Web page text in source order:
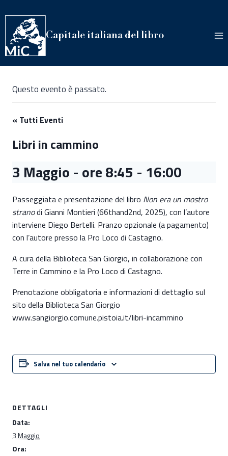
al
contenuto
Capitale italiana del libro
Questo evento è passato.
« Tutti Eventi
Libri in cammino
3 Maggio - ore 8:45 - 16:00
Passeggiata e presentazione del libro Non era un mostro
stranodi Gianni Montieri (66thand2nd, 2025), con l’autore
interviene Diego Bertelli. Pranzo opzionale (a pagamento)
con l’autore presso la Pro Loco di Castagno.
A cura della Biblioteca San Giorgio, in collaborazione con
Terre in Cammino e la Pro Loco di Castagno.
Prenotazione obbligatoria e informazioni di dettaglio sul
sito della Biblioteca San Giorgio
www.sangiorgio.comune.pistoia.it/libri-incammino
Salva nel tuo calendario
DETTAGLI
Data:
3 Maggio
Ora: